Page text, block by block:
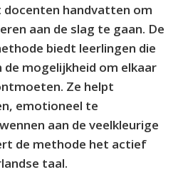
handvatten om
aan de slag te gaan. De
biedt leerlingen die
mogelijkheid om elkaar
Ze helpt
emotioneel te
aan de veelkleurige
de methode het actief
taal.